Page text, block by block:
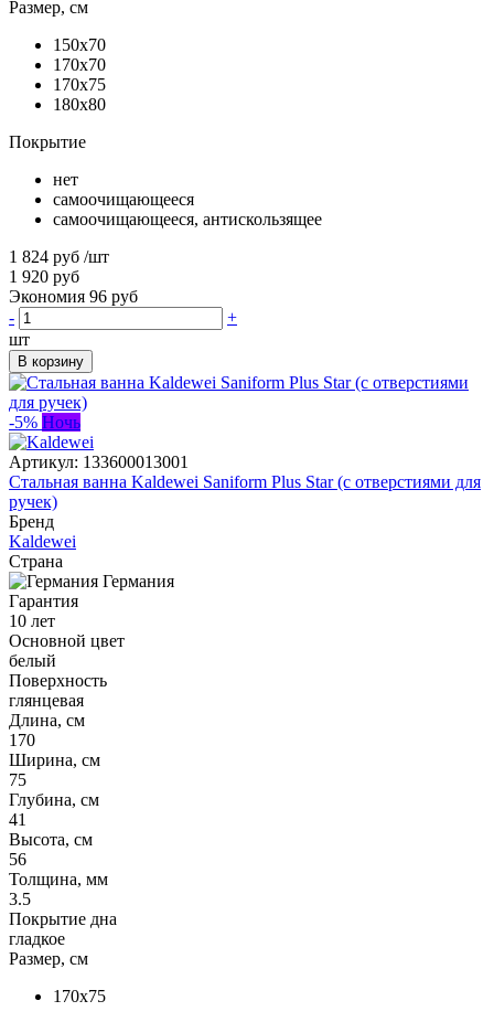
Размер, см
150x70
170x70
170x75
180x80
Покрытие
нет
самоочищающееся
самоочищающееся, антискользящее
1 824 руб /шт
1 920 руб
Экономия 96 руб
-
+
шт
В корзину
-5% Ночь
Артикул: 133600013001
Стальная ванна Kaldewei Saniform Plus Star (с отверстиями для
ручек)
Бренд
Kaldewei
Страна
Германия
Гарантия
10 лет
Основной цвет
белый
Поверхность
глянцевая
Длина, см
170
Ширина, см
75
Глубина, см
41
Высота, см
56
Толщина, мм
3.5
Покрытие дна
гладкое
Размер, см
170x75